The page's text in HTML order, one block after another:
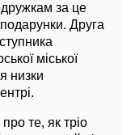
за це
Друга
міської
низки
те, як тріо